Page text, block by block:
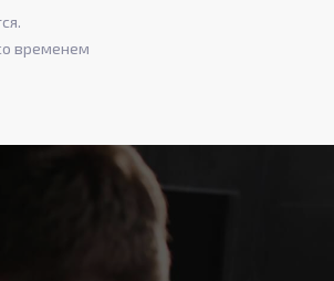
временем